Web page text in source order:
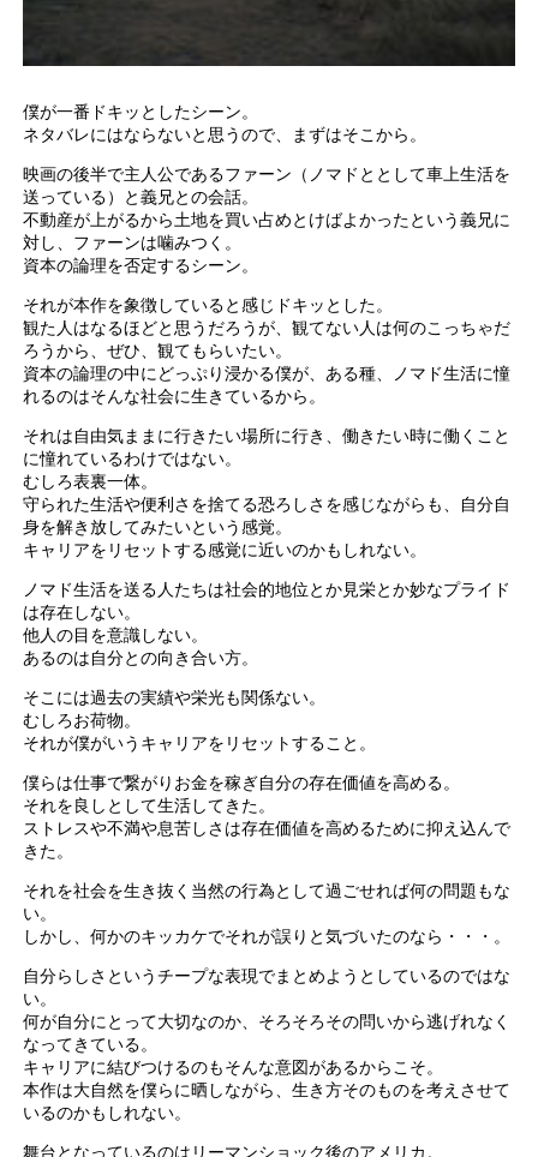
僕が一番ドキッとしたシーン。
ネタバレにはならないと思うので、まずはそこから。
映画の後半で主人公であるファーン（ノマドととして車上生活を
送っている）と義兄との会話。
不動産が上がるから土地を買い占めとけばよかったという義兄に
対し、ファーンは噛みつく。
資本の論理を否定するシーン。
それが本作を象徴していると感じドキッとした。
観た人はなるほどと思うだろうが、観てない人は何のこっちゃだ
ろうから、ぜひ、観てもらいたい。
資本の論理の中にどっぷり浸かる僕が、ある種、ノマド生活に憧
れるのはそんな社会に生きているから。
それは自由気ままに行きたい場所に行き、働きたい時に働くこと
に憧れているわけではない。
むしろ表裏一体。
守られた生活や便利さを捨てる恐ろしさを感じながらも、自分自
身を解き放してみたいという感覚。
キャリアをリセットする感覚に近いのかもしれない。
ノマド生活を送る人たちは社会的地位とか見栄とか妙なプライド
は存在しない。
他人の目を意識しない。
あるのは自分との向き合い方。
そこには過去の実績や栄光も関係ない。
むしろお荷物。
それが僕がいうキャリアをリセットすること。
僕らは仕事で繋がりお金を稼ぎ自分の存在価値を高める。
それを良しとして生活してきた。
ストレスや不満や息苦しさは存在価値を高めるために抑え込んで
きた。
それを社会を生き抜く当然の行為として過ごせれば何の問題もな
い。
しかし、何かのキッカケでそれが誤りと気づいたのなら・・・。
自分らしさというチープな表現でまとめようとしているのではな
い。
何が自分にとって大切なのか、そろそろその問いから逃げれなく
なってきている。
キャリアに結びつけるのもそんな意図があるからこそ。
本作は大自然を僕らに晒しながら、生き方そのものを考えさせて
いるのかもしれない。
舞台となっているのはリーマンショック後のアメリカ。